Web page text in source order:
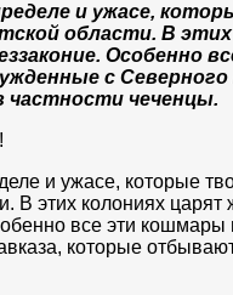
и ужасе,
области. В
Особенно
с
частности чеченцы.
и ужасе, которые
В этих колониях царят
все эти
которые отбывают